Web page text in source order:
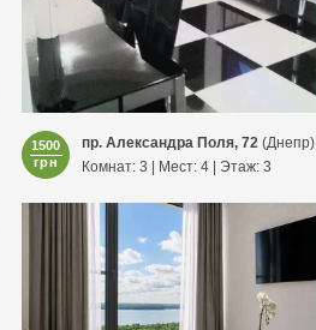
1500
грн
пр. Александра Поля, 72 (Днепр)
Комнат: 3 | Мест: 4 | Этаж: 3